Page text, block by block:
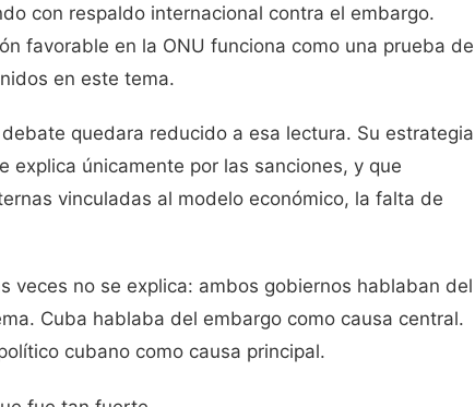
con respaldo internacional contra el embargo.
favorable en la ONU funciona como una prueba de
en este tema.
quedara reducido a esa lectura. Su estrategia
explica únicamente por las sanciones, y que
vinculadas al modelo económico, la falta de
veces no se explica: ambos gobiernos hablaban del
Cuba hablaba del embargo como causa central.
cubano como causa principal.